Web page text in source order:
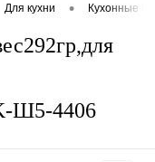
Для кухни • Кухонные
Ш5-4406